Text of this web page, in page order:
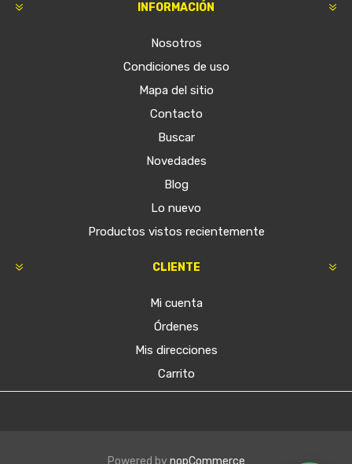
INFORMACIÓN
Nosotros
Condiciones de uso
Mapa del sitio
Contacto
Buscar
Novedades
Blog
Lo nuevo
Productos vistos recientemente
CLIENTE
Mi cuenta
Órdenes
Mis direcciones
Carrito
Powered bynopCommerce